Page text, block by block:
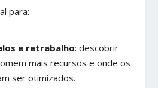
para:
e retrabalho: descobrir
mais recursos e onde os
ser otimizados.